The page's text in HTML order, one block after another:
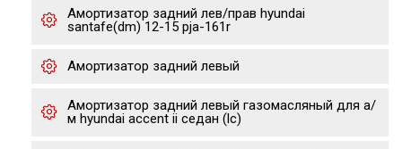
Амортизатор задний лев/прав hyundai
santafe(dm) 12-15 pja-161r
Амортизатор задний левый
Амортизатор задний левый газомасляный для а/
м hyundai accent ii седан (lc)